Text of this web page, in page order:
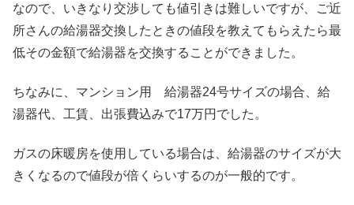
なので、いきなり交渉しても値引きは難しいですが、ご近
所さんの給湯器交換したときの値段を教えてもらえたら最
低その金額で給湯器を交換することができました。
ちなみに、マンション用 給湯器24号サイズの場合、給
湯器代、工賃、出張費込みで17万円でした。
ガスの床暖房を使用している場合は、給湯器のサイズが大
きくなるので値段が倍くらいするのが一般的です。